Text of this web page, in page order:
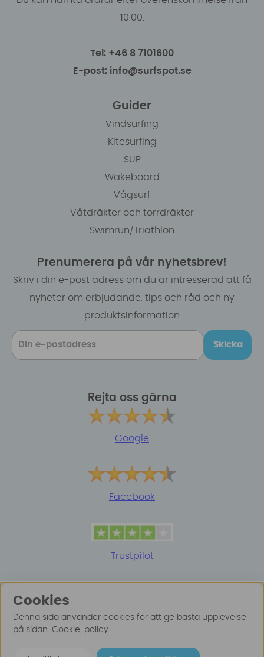
10.00.
Tel: +46 8 7101600
E-post: info@surfspot.se
Guider
Vindsurfing
Kitesurfing
SUP
Wakeboard
Vågsurf
Våtdräkter och torrdräkter
Swimrun/Triathlon
Prenumerera på vår nyhetsbrev!
Skriv i din e-post adress om du är intresserad att få
nyheter om erbjudande, tips och råd och ny
produktsinformation
Skicka
Rejta oss gärna
Google
Facebook
Trustpilot
Cookies
Denna sida använder cookies för att ge bästa upplevelse
på sidan. Cookie-policy.